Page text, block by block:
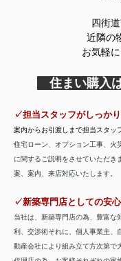
四街
近隣の
お気軽
住まい購入
✓担当スタッフがしっか
案内からお引渡しまで担当スタッ
住宅ローン、オプション工事、火
に関するご説明をさせていただき
案、案内、来店対応いたします。
✓新築専門店としての安
当社は、新築専門店の為、豊富な
利、交渉術それに、 個人事業主、
動産会社により組み立て方次第で